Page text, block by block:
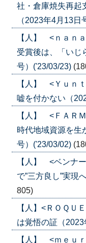
社・倉庫焼失再起
（2023年4月13日
【人】 <ｎａｎ
受賞後は、「いじ
号）('23/03/23)
【人】 <Ｙｕｎ
嘘を付かない（
【人】 <ＦＡＲ
時代地域資源を生
号）('23/03/02)
【人】 <ベンナ
で”三方良し”実現
805)
【人】<ＲＯＱＵ
は覚悟の証（
【人】 <ｍｅｕ